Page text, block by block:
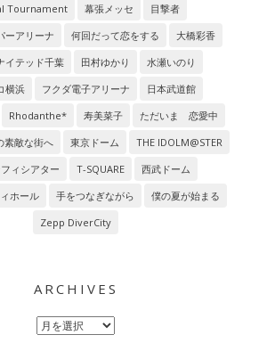
Tournament
幕張メッセ
目撃者
ーアリーナ
何回だって恋をする
大橋彩香
イテッド千葉
田村ゆかり
水瀬いのり
横浜
フクダ電子アリーナ
日本武道館
Rhodanthe* 寿美菜子
ただいま 恋愛中
素敵な街へ 東京ドーム
THE IDOLM@STER
ィシアター
T-SQUARE
西武ドーム
ホール
手をつなぎながら
僕の夏が始まる
Zepp DiverCity
ARCHIVES
Archives